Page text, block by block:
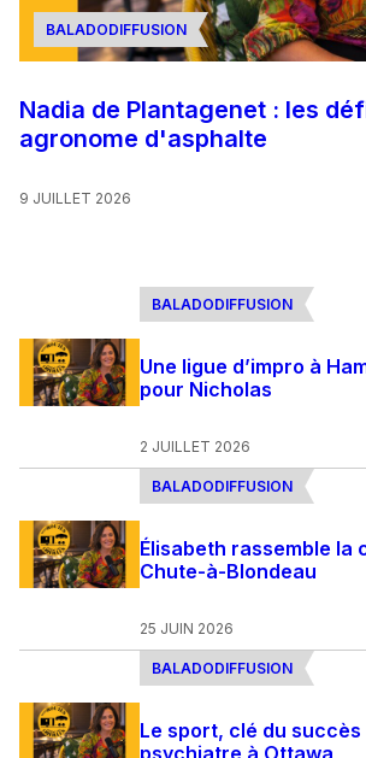
BALADODIFFUSION
Nadia de Plantagenet : les
agronome d'asphalte
9 JUILLET 2026
BALADODIFFUSION
Une ligue d’impro à
pour Nicholas
2 JUILLET 2026
BALADODIFFUSION
Élisabeth rassemble la
Chute-à-Blondeau
25 JUIN 2026
BALADODIFFUSION
Le sport, clé du
psychiatre à Ottawa